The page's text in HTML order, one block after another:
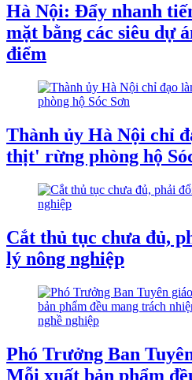
Hà Nội: Đẩy nhanh
mặt bằng các siêu dự
điểm
Thành ủy Hà Nội chỉ
thịt' rừng phòng hộ
Cắt thủ tục chưa đủ,
lý nông nghiệp
Phó Trưởng Ban
Mỗi xuất bản phẩm